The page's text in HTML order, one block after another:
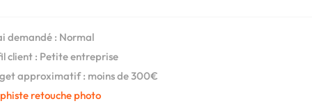
demandé : Normal
client : Petite entreprise
approximatif : moins de 300€
retouche photo